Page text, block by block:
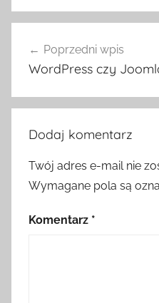
wpisu
Poprzedni wpis
WordPress czy
Dodaj komentarz
Twój adres e-mail nie
Wymagane pola są
Komentarz *